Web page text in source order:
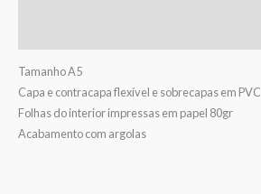
Tamanho A5
Capa e contracapa flexível e sobrecapas em PVC
Folhas do interior impressas em papel 80gr
Acabamento com argolas